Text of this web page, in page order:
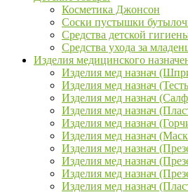
Косметика Джонсон
Соски пустышки
Средства детской
Средства ухода за
Изделия медицинского
Изделия мед назнач
Изделия мед назнач
Изделия мед назнач
Изделия мед назнач
Изделия мед назнач
Изделия мед назнач
Изделия мед назнач
Изделия мед назнач
Изделия мед назнач
Изделия мед назнач